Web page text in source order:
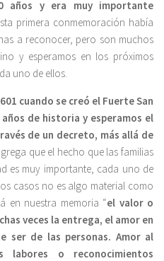
años y era muy importante
primera conmemoración había
a reconocer, pero son muchos
y esperamos en los próximos
uno de ellos.
cuando se creó el Fuerte San
de historia y esperamos el
de un decreto, más allá de
que el hecho que las familias
es muy importante, cada uno de
casos no es algo material como
en nuestra memoria “el valor o
veces la entrega, el amor en
ser de las personas. Amor al
o reconocimientos